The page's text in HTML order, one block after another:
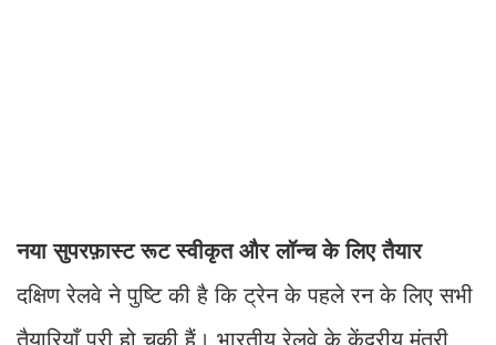
नया सुपरफ़ास्ट रूट स्वीकृत और लॉन्च के लिए तैयार
दक्षिण रेलवे ने पुष्टि की है कि ट्रेन के पहले रन के लिए सभी
तैयारियाँ पूरी हो चुकी हैं। भारतीय रेलवे के केंद्रीय मंत्री